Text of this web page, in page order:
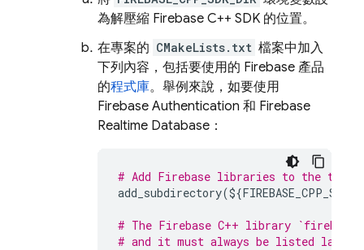
為解壓縮 Firebase C++ SDK 的位置。
在專案的 CMakeLists.txt 檔案中加入
下列內容，包括要使用的 Firebase 產品
的程式庫。舉例來說，如要使用
Firebase Authentication 和 Firebase
Realtime Database ：
# Add Firebase libraries to the
add_subdirectory(${
# The Firebase C++ library
# and it must always be listed last.